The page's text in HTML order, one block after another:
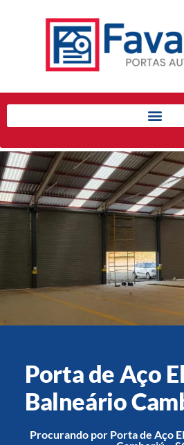
Porta de Aço
Balneário
Procurando por Porta de Aço